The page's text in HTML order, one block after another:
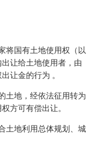
将国有土地使用权（以
让给土地使用者，由
让金的行为 。
土地，经依法征用转为
方可有偿出让。
土地利用总体规划、城